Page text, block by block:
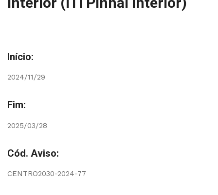
Início:
2024/11/29
Fim:
2025/03/28
Cód. Aviso:
CENTRO2030-2024-77